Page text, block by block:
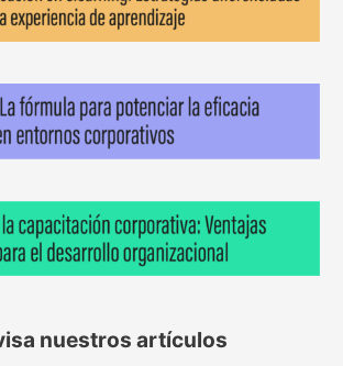
nuestros artículos